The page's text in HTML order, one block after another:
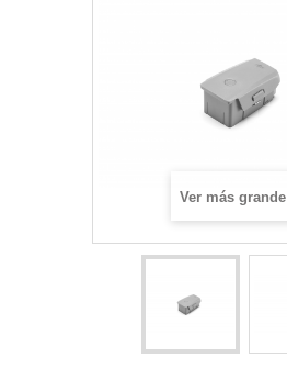
Ver más grande